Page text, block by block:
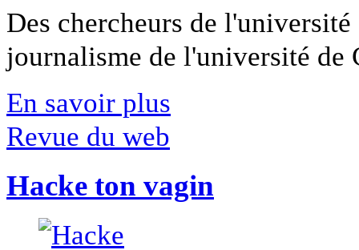
Des chercheurs de
journalisme de l'université
En savoir plus
Revue du web
Hacke ton vagin